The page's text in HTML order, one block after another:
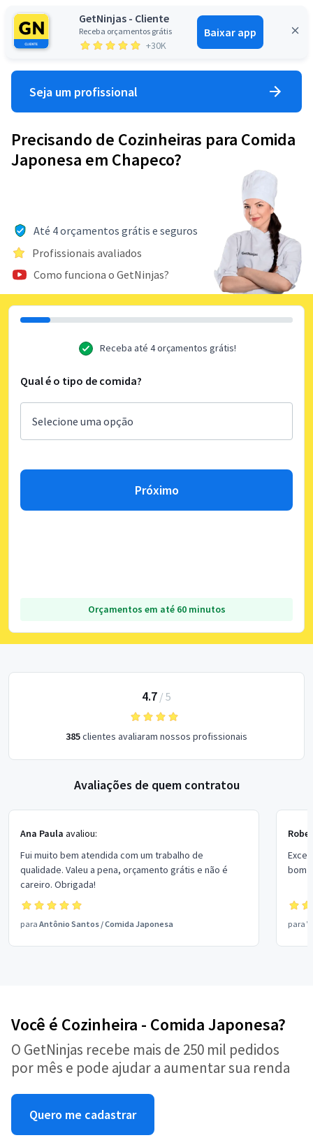
GetNinjas - Cliente
Receba orçamentos grátis
+30K
Baixar app
Entrar
Seja um profissional
Precisando de Cozinheiras para Comida
Japonesa em Chapeco?
Até 4 orçamentos grátis e seguros
Profissionais avaliados
Como funciona o GetNinjas?
Receba até 4 orçamentos grátis!
Qual é o tipo de comida?
Próximo
Orçamentos em até 60 minutos
4.7 / 5
385clientes avaliaram nossos profissionais
Avaliações de quem contratou
Ana Paula avaliou:
Fui muito bem atendida com um trabalho de
qualidade. Valeu a pena, orçamento grátis e não é
careiro. Obrigada!
para Antônio Santos /Comida Japonesa
bom
para
Você é Cozinheira - Comida Japonesa?
O GetNinjas recebe mais de 250 mil pedidos
por mês e pode ajudar a aumentar sua renda
Quero me cadastrar